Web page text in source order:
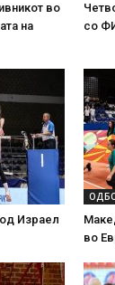
во
на
со
Израел
во